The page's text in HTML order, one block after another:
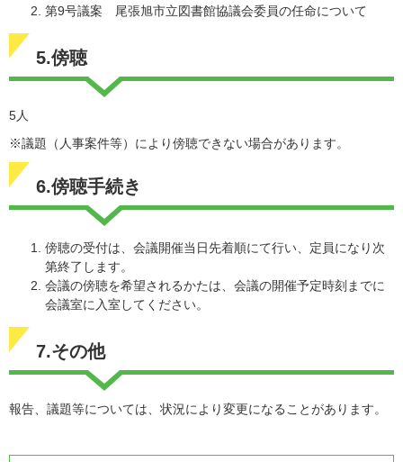
第9号議案 尾張旭市立図書館協議会委員の任命について
5.傍聴
5人
※議題（人事案件等）により傍聴できない場合があります。
6.傍聴手続き
傍聴の受付は、会議開催当日先着順にて行い、定員になり次
第終了します。
会議の傍聴を希望されるかたは、会議の開催予定時刻までに
会議室に入室してください。
7.その他
報告、議題等については、状況により変更になることがあります。